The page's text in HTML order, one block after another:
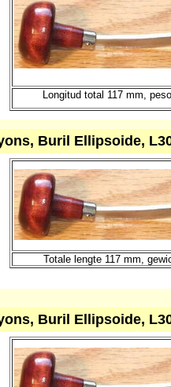
Buril Ellipsoide,
Longitud total 117 mm,
Buril Ellipsoide,
Totale lengte 117 mm,